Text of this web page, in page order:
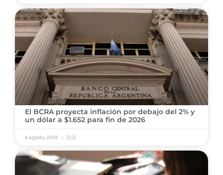
El BCRA proyecta inflación por debajo del 2% y
un dólar a $1.652 para fin de 2026
6 agosto, 2026 21:11